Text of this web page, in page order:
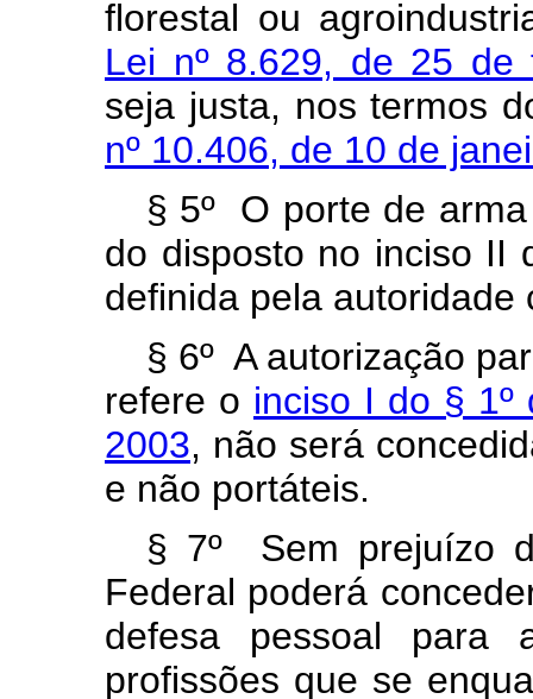
florestal ou
Lei nº 8.629, de 25 de
seja justa, nos termos
nº 10.406, de 10 de
§ 5º O porte de
do disposto no inciso II
definida pela autoridade
§ 6º A autorização
refere o inciso I do § 1º
2003, não será
e não portáteis.
§ 7º Sem prejuízo
Federal poderá
defesa pessoal para
profissões que se